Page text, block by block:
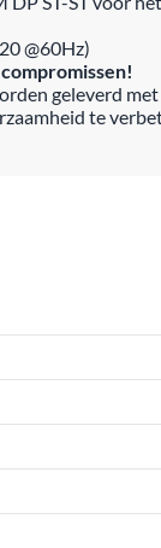
@60Hz)
geleverd
te